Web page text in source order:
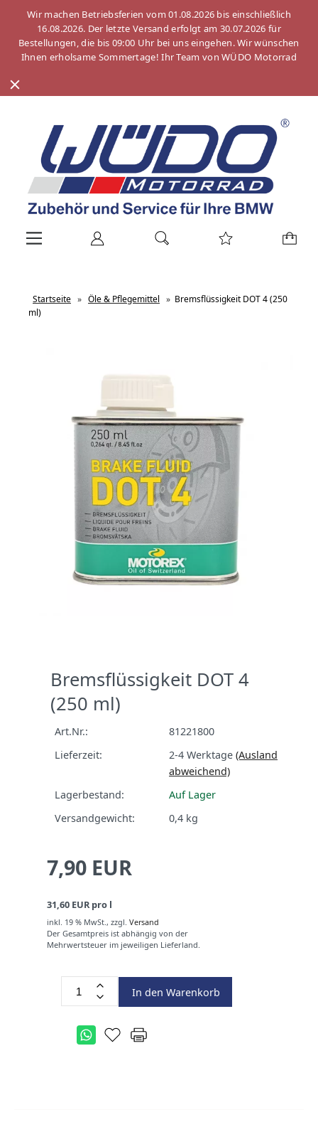
Wir machen Betriebsferien vom 01.08.2026 bis einschließlich
16.08.2026. Der letzte Versand erfolgt am 30.07.2026 für
Bestellungen, die bis 09:00 Uhr bei uns eingehen. Wir wünschen
Ihnen erholsame Sommertage! Ihr Team von WÜDO Motorrad
Startseite » Öle & Pflegemittel » Bremsflüssigkeit DOT 4 (250
ml)
Bremsflüssigkeit DOT 4
(250 ml)
Art.Nr.:
81221800
Lieferzeit:
2-4 Werktage (Ausland
abweichend)
Lagerbestand:
Auf Lager
Versandgewicht:
0,4 kg
7,90 EUR
31,60 EUR pro l
inkl. 19 % MwSt., zzgl. Versand
Der Gesamtpreis ist abhängig von der
Mehrwertsteuer im jeweiligen Lieferland.
In den Warenkorb